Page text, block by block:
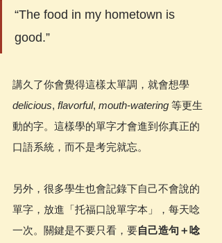
“The food in my hometown is
good.”
講久了你會覺得這樣太單調，就會想學
delicious, flavorful, mouth-watering 等更生
動的字。這樣學的單字才會進到你真正的
口語系統，而不是考完就忘。
另外，很多學生也會記錄下自己不會說的
單字，放進「托福口說單字本」，每天唸
一次。關鍵是不要只看，要自己造句＋唸